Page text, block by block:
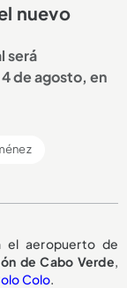
nuevo
será
de agosto, en
el aeropuerto de
de Cabo Verde
Colo